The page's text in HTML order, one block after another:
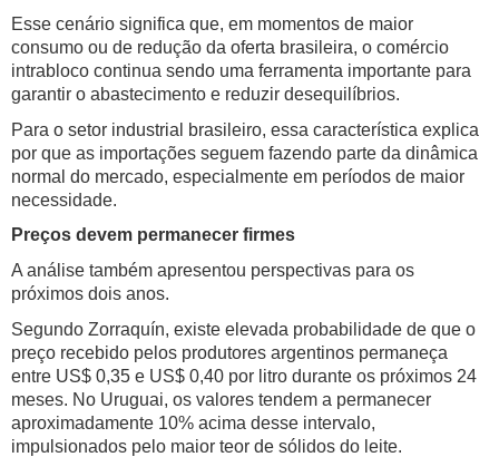
Esse cenário significa que, em momentos de maior
consumo ou de redução da oferta brasileira, o comércio
intrabloco continua sendo uma ferramenta importante para
garantir o abastecimento e reduzir desequilíbrios.
Para o setor industrial brasileiro, essa característica explica
por que as importações seguem fazendo parte da dinâmica
normal do mercado, especialmente em períodos de maior
necessidade.
Preços devem permanecer firmes
A análise também apresentou perspectivas para os
próximos dois anos.
Segundo Zorraquín, existe elevada probabilidade de que o
preço recebido pelos produtores argentinos permaneça
entre US$ 0,35 e US$ 0,40 por litro durante os próximos 24
meses. No Uruguai, os valores tendem a permanecer
aproximadamente 10% acima desse intervalo,
impulsionados pelo maior teor de sólidos do leite.